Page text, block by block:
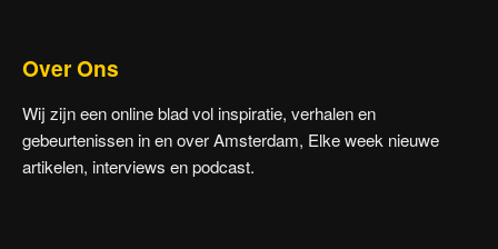
Over Ons
Wij zijn een online blad vol inspiratie, verhalen en
gebeurtenissen in en over Amsterdam, Elke week nieuwe
artikelen, interviews en podcast.